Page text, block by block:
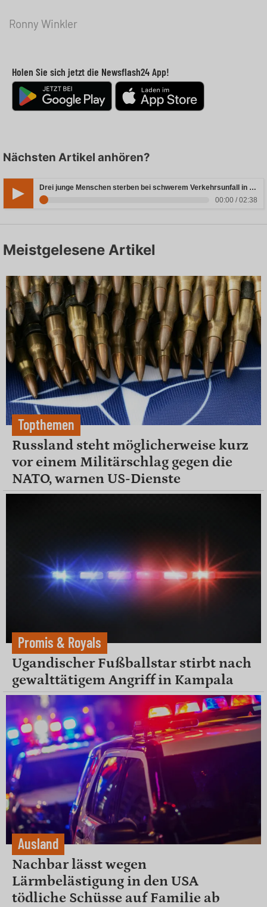
Ronny Winkler
Holen Sie sich jetzt die Newsflash24 App!
Nächsten Artikel anhören?
Drei junge Menschen sterben bei schwerem Verkehrsunfall in Rheinland-Pfalz
00:00 / 02:38
Meistgelesene Artikel
Topthemen
Russland steht möglicherweise kurz
vor einem Militärschlag gegen die
NATO, warnen US-Dienste
Promis & Royals
Ugandischer Fußballstar stirbt nach
gewalttätigem Angriff in Kampala
Ausland
Nachbar lässt wegen
Lärmbelästigung in den USA
tödliche Schüsse auf Familie ab